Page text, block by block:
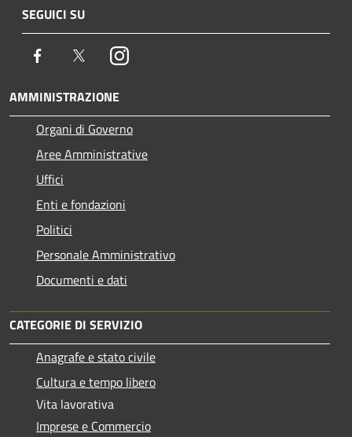
SEGUICI SU
Facebook TwitterInstagram
AMMINISTRAZIONE
Organi di Governo
Aree Amministrative
Uffici
Enti e fondazioni
Politici
Personale Amministrativo
Documenti e dati
CATEGORIE DI SERVIZIO
Anagrafe e stato civile
Cultura e tempo libero
Vita lavorativa
Imprese e Commercio